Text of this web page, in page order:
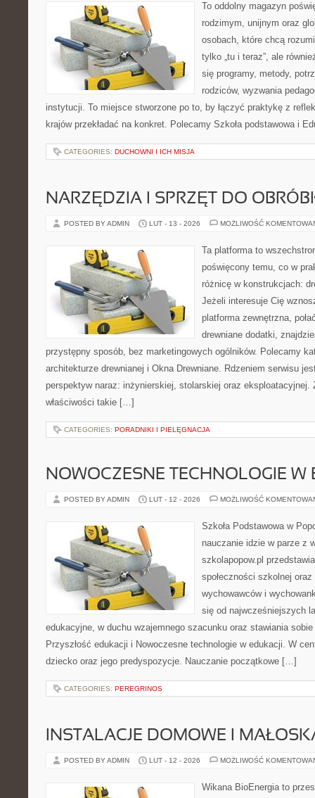
To oddolny magazyn
rodzimym, unijnym oraz
osobach, które chcą
tylko „tu i teraz”, ale
się programy, metody,
rodziców, wyzwania
instytucji. To miejsce stworzone po to, by łączyć praktykę z
krajów przekładać na konkret. Polecamy Szkoła podstawowa i
CATEGORIES: DUCHOWNI I ICH MISJA
NARZĘDZIA I SPRZĘT DO
POSTED BY ADMIN LUT - 13 - 2026 MOŻLIWOŚĆ
Ta platforma to
poświęcony temu, co w
różnicę w konstrukcjach:
Jeżeli interesuje Cię
platforma zewnętrzna,
drewniane dodatki,
przystępny sposób, bez marketingowych ogólników. Polecamy
architekturze drewnianej i Okna Drewniane. Rdzeniem serwisu
perspektyw naraz: inżynierskiej, stolarskiej oraz eksploatacyjnej.
właściwości takie […]
CATEGORIES: PORADNIKI I PIELĘGNACJA
NOWOCZESNE TECHNOLOGIE W
POSTED BY ADMIN LUT - 12 - 2026 MOŻLIWOŚĆ
Szkoła Podstawowa w
nauczanie idzie w parze z
szkolapopow.pl
społeczności szkolnej
wychowawców i
się od najwcześniejszych
edukacyjne, w duchu wzajemnego szacunku oraz stawiania
Przyszłość edukacji i Nowoczesne technologie w edukacji. W
dziecko oraz jego predyspozycje. Nauczanie początkowe […]
CATEGORIES: PEREGRINOS
INSTALACJE DOMOWE I
POSTED BY ADMIN LUT - 12 - 2026 MOŻLIWOŚĆ
Wikana BioEnergia to